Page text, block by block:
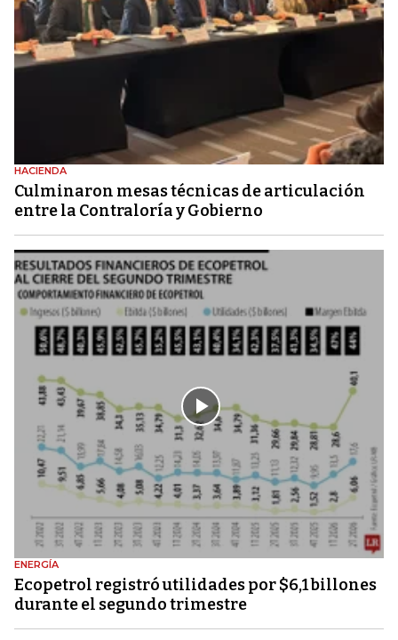
HACIENDA
Culminaron mesas técnicas de articulación
entre la Contraloría y Gobierno
ENERGÍA
Ecopetrol registró utilidades por $6,1 billones
durante el segundo trimestre